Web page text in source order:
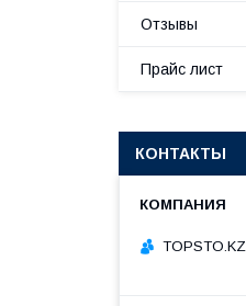
Отзывы
Прайс лист
КОНТАКТЫ
TOPSTO.KZ